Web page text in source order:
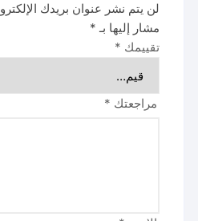
لن يتم نشر عنوان بريدك
مشار إليها بـ *
تقييمك *
مراجعتك *